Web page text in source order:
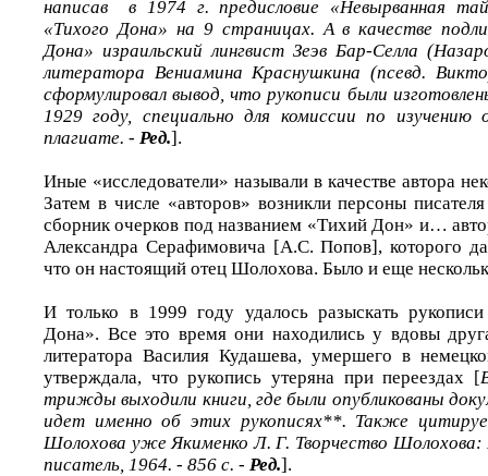
написав в 1974 г. предисловие «Невырванная
«Тихого Дона» на 9 страницах. А в качестве
Дона» израильский лингвист Зеэв Бар-Селла
литератора Вениамина Краснушкина (псевд.
сформулировал вывод, что рукописи были
1929 году, специально для комиссии по изучению
плагиате. - Ред.].
Иные «исследователи» называли в качестве автора
Затем в числе «авторов» возникли персоны
сборник очерков под названием «Тихий Дон» и…
Александра Серафимовича [А.С. Попов], которого
что он настоящий отец Шолохова. Было и еще
И только в 1999 году удалось разыскать
Дона». Все это время они находились у вдовы
литератора Василия Кудашева, умершего в
утверждала, что рукопись утеряна при переездах [
трижды выходили книги, где были опубликованы
идет именно об этих рукописях**. Также
Шолохова уже Якименко Л. Г. Творчество
писатель, 1964. - 856 с. - Ред.].